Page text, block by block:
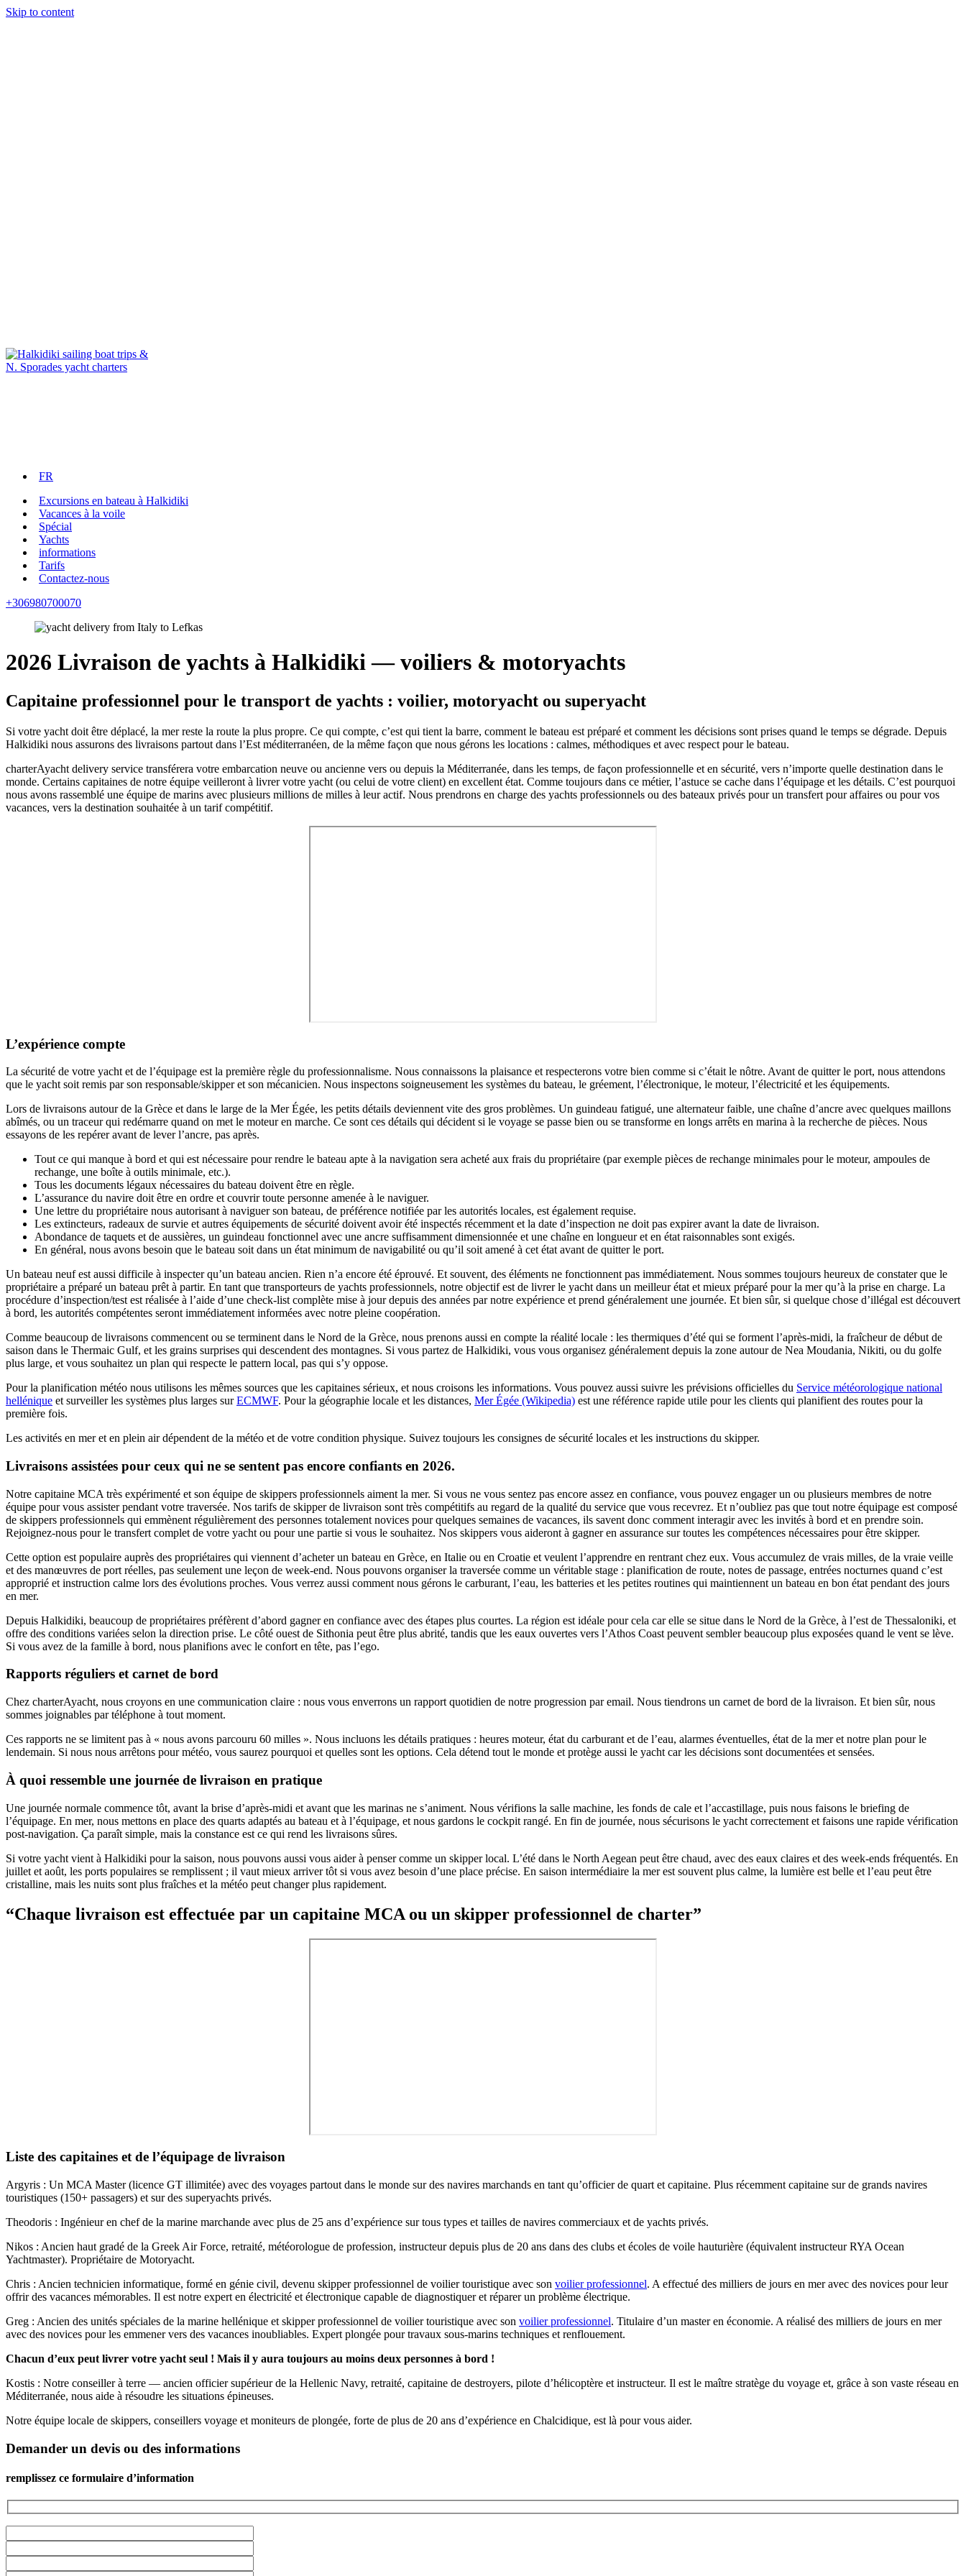
Skip to content
FR
Excursions en bateau à Halkidiki
Vacances à la voile
Spécial
Yachts
informations
Tarifs
Contactez-nous
+306980700070
2026 Livraison de yachts à Halkidiki — voiliers & motoryachts
Capitaine professionnel pour le transport de yachts : voilier, motoryacht ou superyacht
Si votre yacht doit être déplacé, la mer reste la route la plus propre. Ce qui compte, c’est qui tient la barre, comment le bateau est préparé et comment les décisions sont prises quand le temps se dégrade. Depuis
Halkidiki nous assurons des livraisons partout dans l’Est méditerranéen, de la même façon que nous gérons les locations : calmes, méthodiques et avec respect pour le bateau.
charterAyacht delivery service transférera votre embarcation neuve ou ancienne vers ou depuis la Méditerranée, dans les temps, de façon professionnelle et en sécurité, vers n’importe quelle destination dans le
monde. Certains capitaines de notre équipe veilleront à livrer votre yacht (ou celui de votre client) en excellent état. Comme toujours dans ce métier, l’astuce se cache dans l’équipage et les détails. C’est pourquoi
nous avons rassemblé une équipe de marins avec plusieurs millions de milles à leur actif. Nous prendrons en charge des yachts professionnels ou des bateaux privés pour un transfert pour affaires ou pour vos
vacances, vers la destination souhaitée à un tarif compétitif.
L’expérience compte
La sécurité de votre yacht et de l’équipage est la première règle du professionnalisme. Nous connaissons la plaisance et respecterons votre bien comme si c’était le nôtre. Avant de quitter le port, nous attendons
que le yacht soit remis par son responsable/skipper et son mécanicien. Nous inspectons soigneusement les systèmes du bateau, le gréement, l’électronique, le moteur, l’électricité et les équipements.
Lors de livraisons autour de la Grèce et dans le large de la Mer Égée, les petits détails deviennent vite des gros problèmes. Un guindeau fatigué, une alternateur faible, une chaîne d’ancre avec quelques maillons
abîmés, ou un traceur qui redémarre quand on met le moteur en marche. Ce sont ces détails qui décident si le voyage se passe bien ou se transforme en longs arrêts en marina à la recherche de pièces. Nous
essayons de les repérer avant de lever l’ancre, pas après.
Tout ce qui manque à bord et qui est nécessaire pour rendre le bateau apte à la navigation sera acheté aux frais du propriétaire (par exemple pièces de rechange minimales pour le moteur, ampoules de
rechange, une boîte à outils minimale, etc.).
Tous les documents légaux nécessaires du bateau doivent être en règle.
L’assurance du navire doit être en ordre et couvrir toute personne amenée à le naviguer.
Une lettre du propriétaire nous autorisant à naviguer son bateau, de préférence notifiée par les autorités locales, est également requise.
Les extincteurs, radeaux de survie et autres équipements de sécurité doivent avoir été inspectés récemment et la date d’inspection ne doit pas expirer avant la date de livraison.
Abondance de taquets et de aussières, un guindeau fonctionnel avec une ancre suffisamment dimensionnée et une chaîne en longueur et en état raisonnables sont exigés.
En général, nous avons besoin que le bateau soit dans un état minimum de navigabilité ou qu’il soit amené à cet état avant de quitter le port.
Un bateau neuf est aussi difficile à inspecter qu’un bateau ancien. Rien n’a encore été éprouvé. Et souvent, des éléments ne fonctionnent pas immédiatement. Nous sommes toujours heureux de constater que le
propriétaire a préparé un bateau prêt à partir. En tant que transporteurs de yachts professionnels, notre objectif est de livrer le yacht dans un meilleur état et mieux préparé pour la mer qu’à la prise en charge. La
procédure d’inspection/test est réalisée à l’aide d’une check-list complète mise à jour depuis des années par notre expérience et prend généralement une journée. Et bien sûr, si quelque chose d’illégal est découvert
à bord, les autorités compétentes seront immédiatement informées avec notre pleine coopération.
Comme beaucoup de livraisons commencent ou se terminent dans le Nord de la Grèce, nous prenons aussi en compte la réalité locale : les thermiques d’été qui se forment l’après-midi, la fraîcheur de début de
saison dans le Thermaic Gulf, et les grains surprises qui descendent des montagnes. Si vous partez de Halkidiki, vous vous organisez généralement depuis la zone autour de Nea Moudania, Nikiti, ou du golfe
plus large, et vous souhaitez un plan qui respecte le pattern local, pas qui s’y oppose.
Pour la planification météo nous utilisons les mêmes sources que les capitaines sérieux, et nous croisons les informations. Vous pouvez aussi suivre les prévisions officielles du Service météorologique national
hellénique et surveiller les systèmes plus larges surECMWF. Pour la géographie locale et les distances, Mer Égée (Wikipedia) est une référence rapide utile pour les clients qui planifient des routes pour la
première fois.
Les activités en mer et en plein air dépendent de la météo et de votre condition physique. Suivez toujours les consignes de sécurité locales et les instructions du skipper.
Livraisons assistées pour ceux qui ne se sentent pas encore confiants en 2026.
Notre capitaine MCA très expérimenté et son équipe de skippers professionnels aiment la mer. Si vous ne vous sentez pas encore assez en confiance, vous pouvez engager un ou plusieurs membres de notre
équipe pour vous assister pendant votre traversée. Nos tarifs de skipper de livraison sont très compétitifs au regard de la qualité du service que vous recevrez. Et n’oubliez pas que tout notre équipage est composé
de skippers professionnels qui emmènent régulièrement des personnes totalement novices pour quelques semaines de vacances, ils savent donc comment interagir avec les invités à bord et en prendre soin.
Rejoignez-nous pour le transfert complet de votre yacht ou pour une partie si vous le souhaitez. Nos skippers vous aideront à gagner en assurance sur toutes les compétences nécessaires pour être skipper.
Cette option est populaire auprès des propriétaires qui viennent d’acheter un bateau en Grèce, en Italie ou en Croatie et veulent l’apprendre en rentrant chez eux. Vous accumulez de vrais milles, de la vraie veille
et des manœuvres de port réelles, pas seulement une leçon de week-end. Nous pouvons organiser la traversée comme un véritable stage : planification de route, notes de passage, entrées nocturnes quand c’est
approprié et instruction calme lors des évolutions proches. Vous verrez aussi comment nous gérons le carburant, l’eau, les batteries et les petites routines qui maintiennent un bateau en bon état pendant des jours
en mer.
Depuis Halkidiki, beaucoup de propriétaires préfèrent d’abord gagner en confiance avec des étapes plus courtes. La région est idéale pour cela car elle se situe dans le Nord de la Grèce, à l’est de Thessaloniki, et
offre des conditions variées selon la direction prise. Le côté ouest de Sithonia peut être plus abrité, tandis que les eaux ouvertes vers l’Athos Coast peuvent sembler beaucoup plus exposées quand le vent se lève.
Si vous avez de la famille à bord, nous planifions avec le confort en tête, pas l’ego.
Rapports réguliers et carnet de bord
Chez charterAyacht, nous croyons en une communication claire : nous vous enverrons un rapport quotidien de notre progression par email. Nous tiendrons un carnet de bord de la livraison. Et bien sûr, nous
sommes joignables par téléphone à tout moment.
Ces rapports ne se limitent pas à « nous avons parcouru 60 milles ». Nous incluons les détails pratiques : heures moteur, état du carburant et de l’eau, alarmes éventuelles, état de la mer et notre plan pour le
lendemain. Si nous nous arrêtons pour météo, vous saurez pourquoi et quelles sont les options. Cela détend tout le monde et protège aussi le yacht car les décisions sont documentées et sensées.
À quoi ressemble une journée de livraison en pratique
Une journée normale commence tôt, avant la brise d’après-midi et avant que les marinas ne s’animent. Nous vérifions la salle machine, les fonds de cale et l’accastillage, puis nous faisons le briefing de
l’équipage. En mer, nous mettons en place des quarts adaptés au bateau et à l’équipage, et nous gardons le cockpit rangé. En fin de journée, nous sécurisons le yacht correctement et faisons une rapide vérification
post-navigation. Ça paraît simple, mais la constance est ce qui rend les livraisons sûres.
Si votre yacht vient à Halkidiki pour la saison, nous pouvons aussi vous aider à penser comme un skipper local. L’été dans le North Aegean peut être chaud, avec des eaux claires et des week-ends fréquentés. En
juillet et août, les ports populaires se remplissent ; il vaut mieux arriver tôt si vous avez besoin d’une place précise. En saison intermédiaire la mer est souvent plus calme, la lumière est belle et l’eau peut être
cristalline, mais les nuits sont plus fraîches et la météo peut changer plus rapidement.
“Chaque livraison est effectuée par un capitaine MCA ou un skipper professionnel de charter”
Liste des capitaines et de l’équipage de livraison
Argyris : Un MCA Master (licence GT illimitée) avec des voyages partout dans le monde sur des navires marchands en tant qu’officier de quart et capitaine. Plus récemment capitaine sur de grands navires
touristiques (150+ passagers) et sur des superyachts privés.
Theodoris : Ingénieur en chef de la marine marchande avec plus de 25 ans d’expérience sur tous types et tailles de navires commerciaux et de yachts privés.
Nikos : Ancien haut gradé de la Greek Air Force, retraité, météorologue de profession, instructeur depuis plus de 20 ans dans des clubs et écoles de voile hauturière (équivalent instructeur RYA Ocean
Yachtmaster). Propriétaire de Motoryacht.
Chris : Ancien technicien informatique, formé en génie civil, devenu skipper professionnel de voilier touristique avec son voilier professionnel. A effectué des milliers de jours en mer avec des novices pour leur
offrir des vacances mémorables. Il est notre expert en électricité et électronique capable de diagnostiquer et réparer un problème électrique.
Greg : Ancien des unités spéciales de la marine hellénique et skipper professionnel de voilier touristique avec son voilier professionnel. Titulaire d’un master en économie. A réalisé des milliers de jours en mer
avec des novices pour les emmener vers des vacances inoubliables. Expert plongée pour travaux sous-marins techniques et renflouement.
Chacun d’eux peut livrer votre yacht seul ! Mais il y aura toujours au moins deux personnes à bord !
Kostis : Notre conseiller à terre — ancien officier supérieur de la Hellenic Navy, retraité, capitaine de destroyers, pilote d’hélicoptère et instructeur. Il est le maître stratège du voyage et, grâce à son vaste réseau en
Méditerranée, nous aide à résoudre les situations épineuses.
Notre équipe locale de skippers, conseillers voyage et moniteurs de plongée, forte de plus de 20 ans d’expérience en Chalcidique, est là pour vous aider.
Demander un devis ou des informations
remplissez ce formulaire d’information